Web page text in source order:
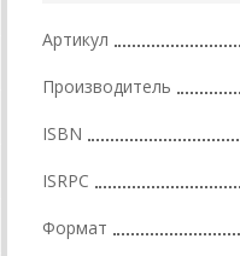
Артикул
Производитель
ISBN
ISRPC
Формат